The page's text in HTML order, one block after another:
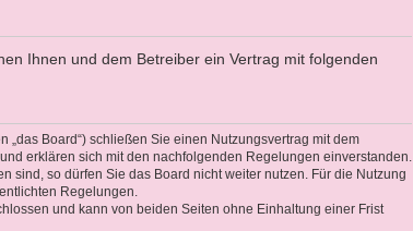
Ihnen und dem Betreiber ein Vertrag mit folgenden
„das Board“) schließen Sie einen Nutzungsvertrag mit dem
erklären sich mit den nachfolgenden Regelungen einverstanden.
sind, so dürfen Sie das Board nicht weiter nutzen. Für die Nutzung
Regelungen.
und kann von beiden Seiten ohne Einhaltung einer Frist